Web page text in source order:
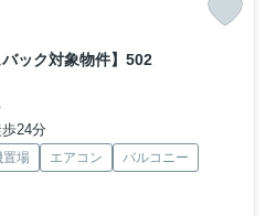
ック対象物件】 502
24分
置場 エアコン
バルコニー